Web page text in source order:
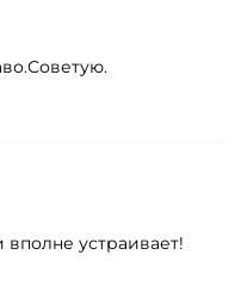
устраивает!